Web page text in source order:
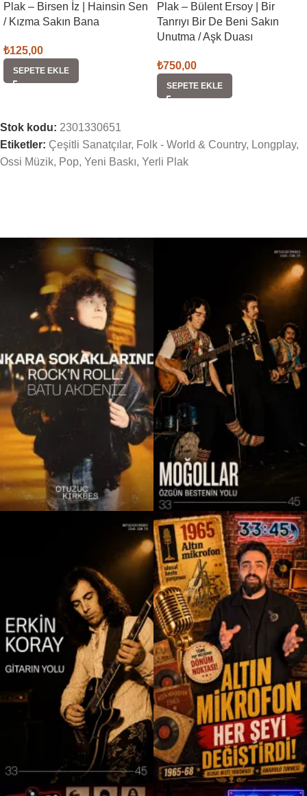
Plak – Birsen İz | Hainsin Sen
/ Kızma Sakın Bana
₺125,00
SEPETE EKLE
Plak – Bülent Ersoy | Bir
Tanrıyı Bir De Beni Sakın
Unutma / Aşk Duası
₺750,00
SEPETE EKLE
Stok kodu: 2301330651
Etiketler: Çeşitli Sanatçılar, Folk - World & Country, Longplay,
Ossi Müzik, Pop, Yeni Baskı, Yerli Plak